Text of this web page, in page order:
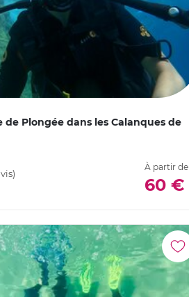
de Plongée dans les Calanques de
À partir de
60 €